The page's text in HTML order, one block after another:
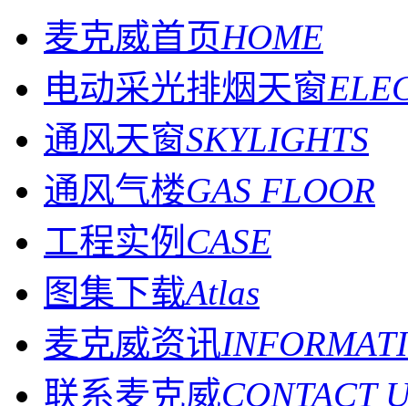
麦克威首页HOME
电动采光排烟天窗
通风天窗SKYLIGHTS
通风气楼GAS FLOOR
工程实例 CASE
图集下载Atlas
麦克威资讯
联系麦克威CONTACT